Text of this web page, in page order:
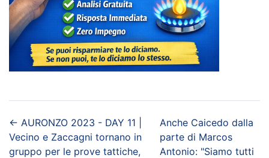
← AURONZO 2023 - DAY 11 |
Vecino e Zaccagni tornano in
gruppo per le prove tattiche,
Anche Caicedo dalla
parte di Marcos
Antonio: "Siamo tutti